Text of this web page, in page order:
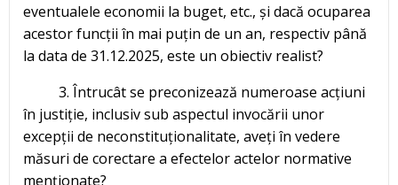
eventualele economii la buget, etc., și dacă ocuparea
acestor funcții în mai puțin de un an, respectiv până
la data de 31.12.2025, este un obiectiv realist?
3. Întrucât se preconizează numeroase acțiuni
în justiție, inclusiv sub aspectul invocării unor
excepții de neconstituționalitate, aveți în vedere
măsuri de corectare a efectelor actelor normative
menționate?